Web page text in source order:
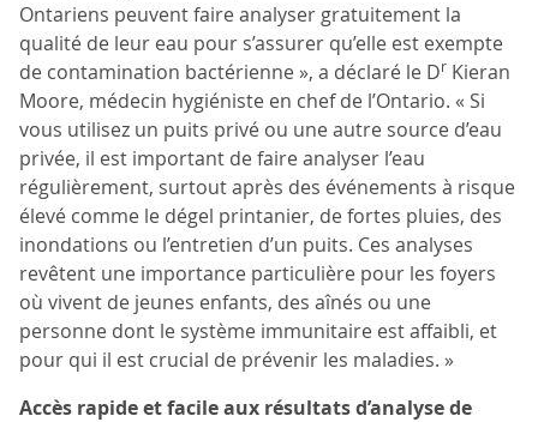
Ontariens peuvent faire analyser gratuitement la
qualité de leur eau pour s’assurer qu’elle est exempte
de contamination bactérienne », a déclaré le Dr Kieran
Moore, médecin hygiéniste en chef de l’Ontario. « Si
vous utilisez un puits privé ou une autre source d’eau
privée, il est important de faire analyser l’eau
régulièrement, surtout après des événements à risque
élevé comme le dégel printanier, de fortes pluies, des
inondations ou l’entretien d’un puits. Ces analyses
revêtent une importance particulière pour les foyers
où vivent de jeunes enfants, des aînés ou une
personne dont le système immunitaire est affaibli, et
pour qui il est crucial de prévenir les maladies. »
Accès rapide et facile aux résultats d’analyse de